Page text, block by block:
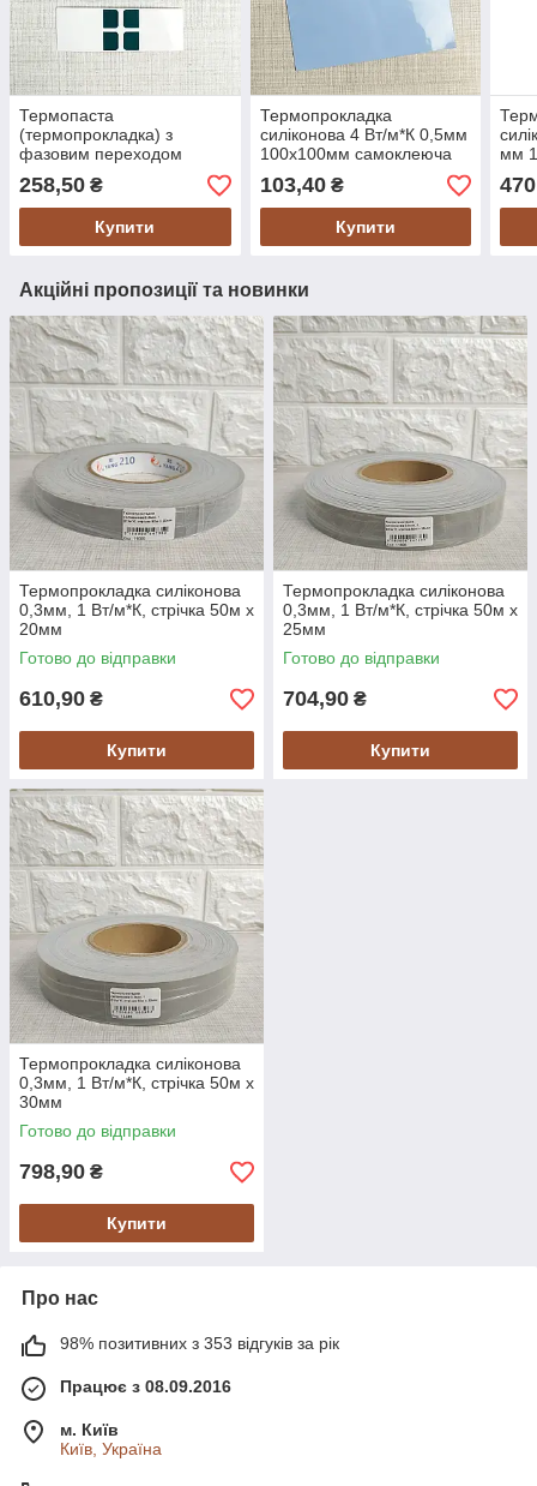
Термопаста
(термопрокладка) з
фазовим переходом
Honeywell PTM7950
30×20×0,25 мм, 8.5 Вт/м·К
(1 шт)
258,50 ₴
Купити
Термопрокладка
силіконова 4 Вт/м*К 0,5мм
100х100мм самоклеюча
103,40₴
Купити
мм
470
Акційні пропозиції та новинки
Термопрокладка силіконова
0,3мм, 1 Вт/м*К, стрічка 50м х
20мм
Готово до відправки
610,90 ₴
Купити
Термопрокладка силіконова
0,3мм, 1 Вт/м*К, стрічка 50м х
25мм
Готово до відправки
704,90 ₴
Купити
Термопрокладка силіконова
0,3мм, 1 Вт/м*К, стрічка 50м х
30мм
Готово до відправки
798,90 ₴
Купити
Про нас
98% позитивних з 353 відгуків за рік
Працює з 08.09.2016
м. Київ
Київ, Україна